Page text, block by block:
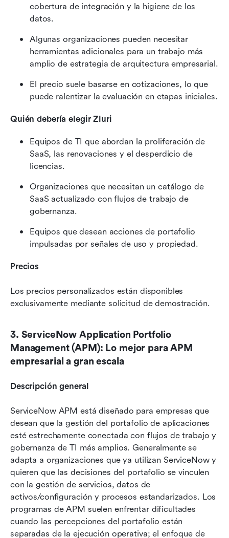
cobertura de integración y la higiene de los
datos.
Algunas organizaciones pueden necesitar
herramientas adicionales para un trabajo más
amplio de estrategia de arquitectura empresarial.
El precio suele basarse en cotizaciones, lo que
puede ralentizar la evaluación en etapas iniciales.
Quién debería elegir Zluri
Equipos de TI que abordan la proliferación de
SaaS, las renovaciones y el desperdicio de
licencias.
Organizaciones que necesitan un catálogo de
SaaS actualizado con flujos de trabajo de
gobernanza.
Equipos que desean acciones de portafolio
impulsadas por señales de uso y propiedad.
Precios
Los precios personalizados están disponibles
exclusivamente mediante solicitud de demostración.
3. ServiceNow Application Portfolio
Management (APM): Lo mejor para APM
empresarial a gran escala
Descripción general
ServiceNow APM está diseñado para empresas que
desean que la gestión del portafolio de aplicaciones
esté estrechamente conectada con flujos de trabajo y
gobernanza de TI más amplios. Generalmente se
adapta a organizaciones que ya utilizan ServiceNow y
quieren que las decisiones del portafolio se vinculen
con la gestión de servicios, datos de
activos/configuración y procesos estandarizados. Los
programas de APM suelen enfrentar dificultades
cuando las percepciones del portafolio están
separadas de la ejecución operativa; el enfoque de